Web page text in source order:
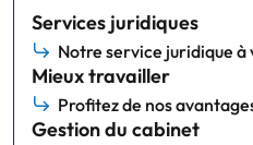
Services juridiques
Notre service juridique à
Mieux travailler
Profitez de nos
Gestion du cabinet